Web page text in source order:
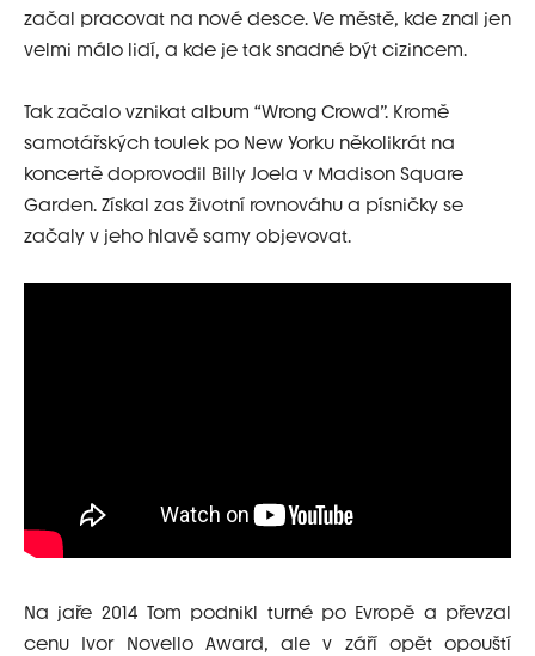
začal pracovat na nové desce. Ve městě, kde znal jen
velmi málo lidí, a kde je tak snadné být cizincem.
Tak začalo vznikat album “Wrong Crowd”. Kromě
samotářských toulek po New Yorku několikrát na
koncertě doprovodil Billy Joela v Madison Square
Garden. Získal zas životní rovnováhu a písničky se
začaly v jeho hlavě samy objevovat.
Na jaře 2014 Tom podnikl turné po Evropě a převzal
cenu Ivor Novello Award, ale v září opět opouští